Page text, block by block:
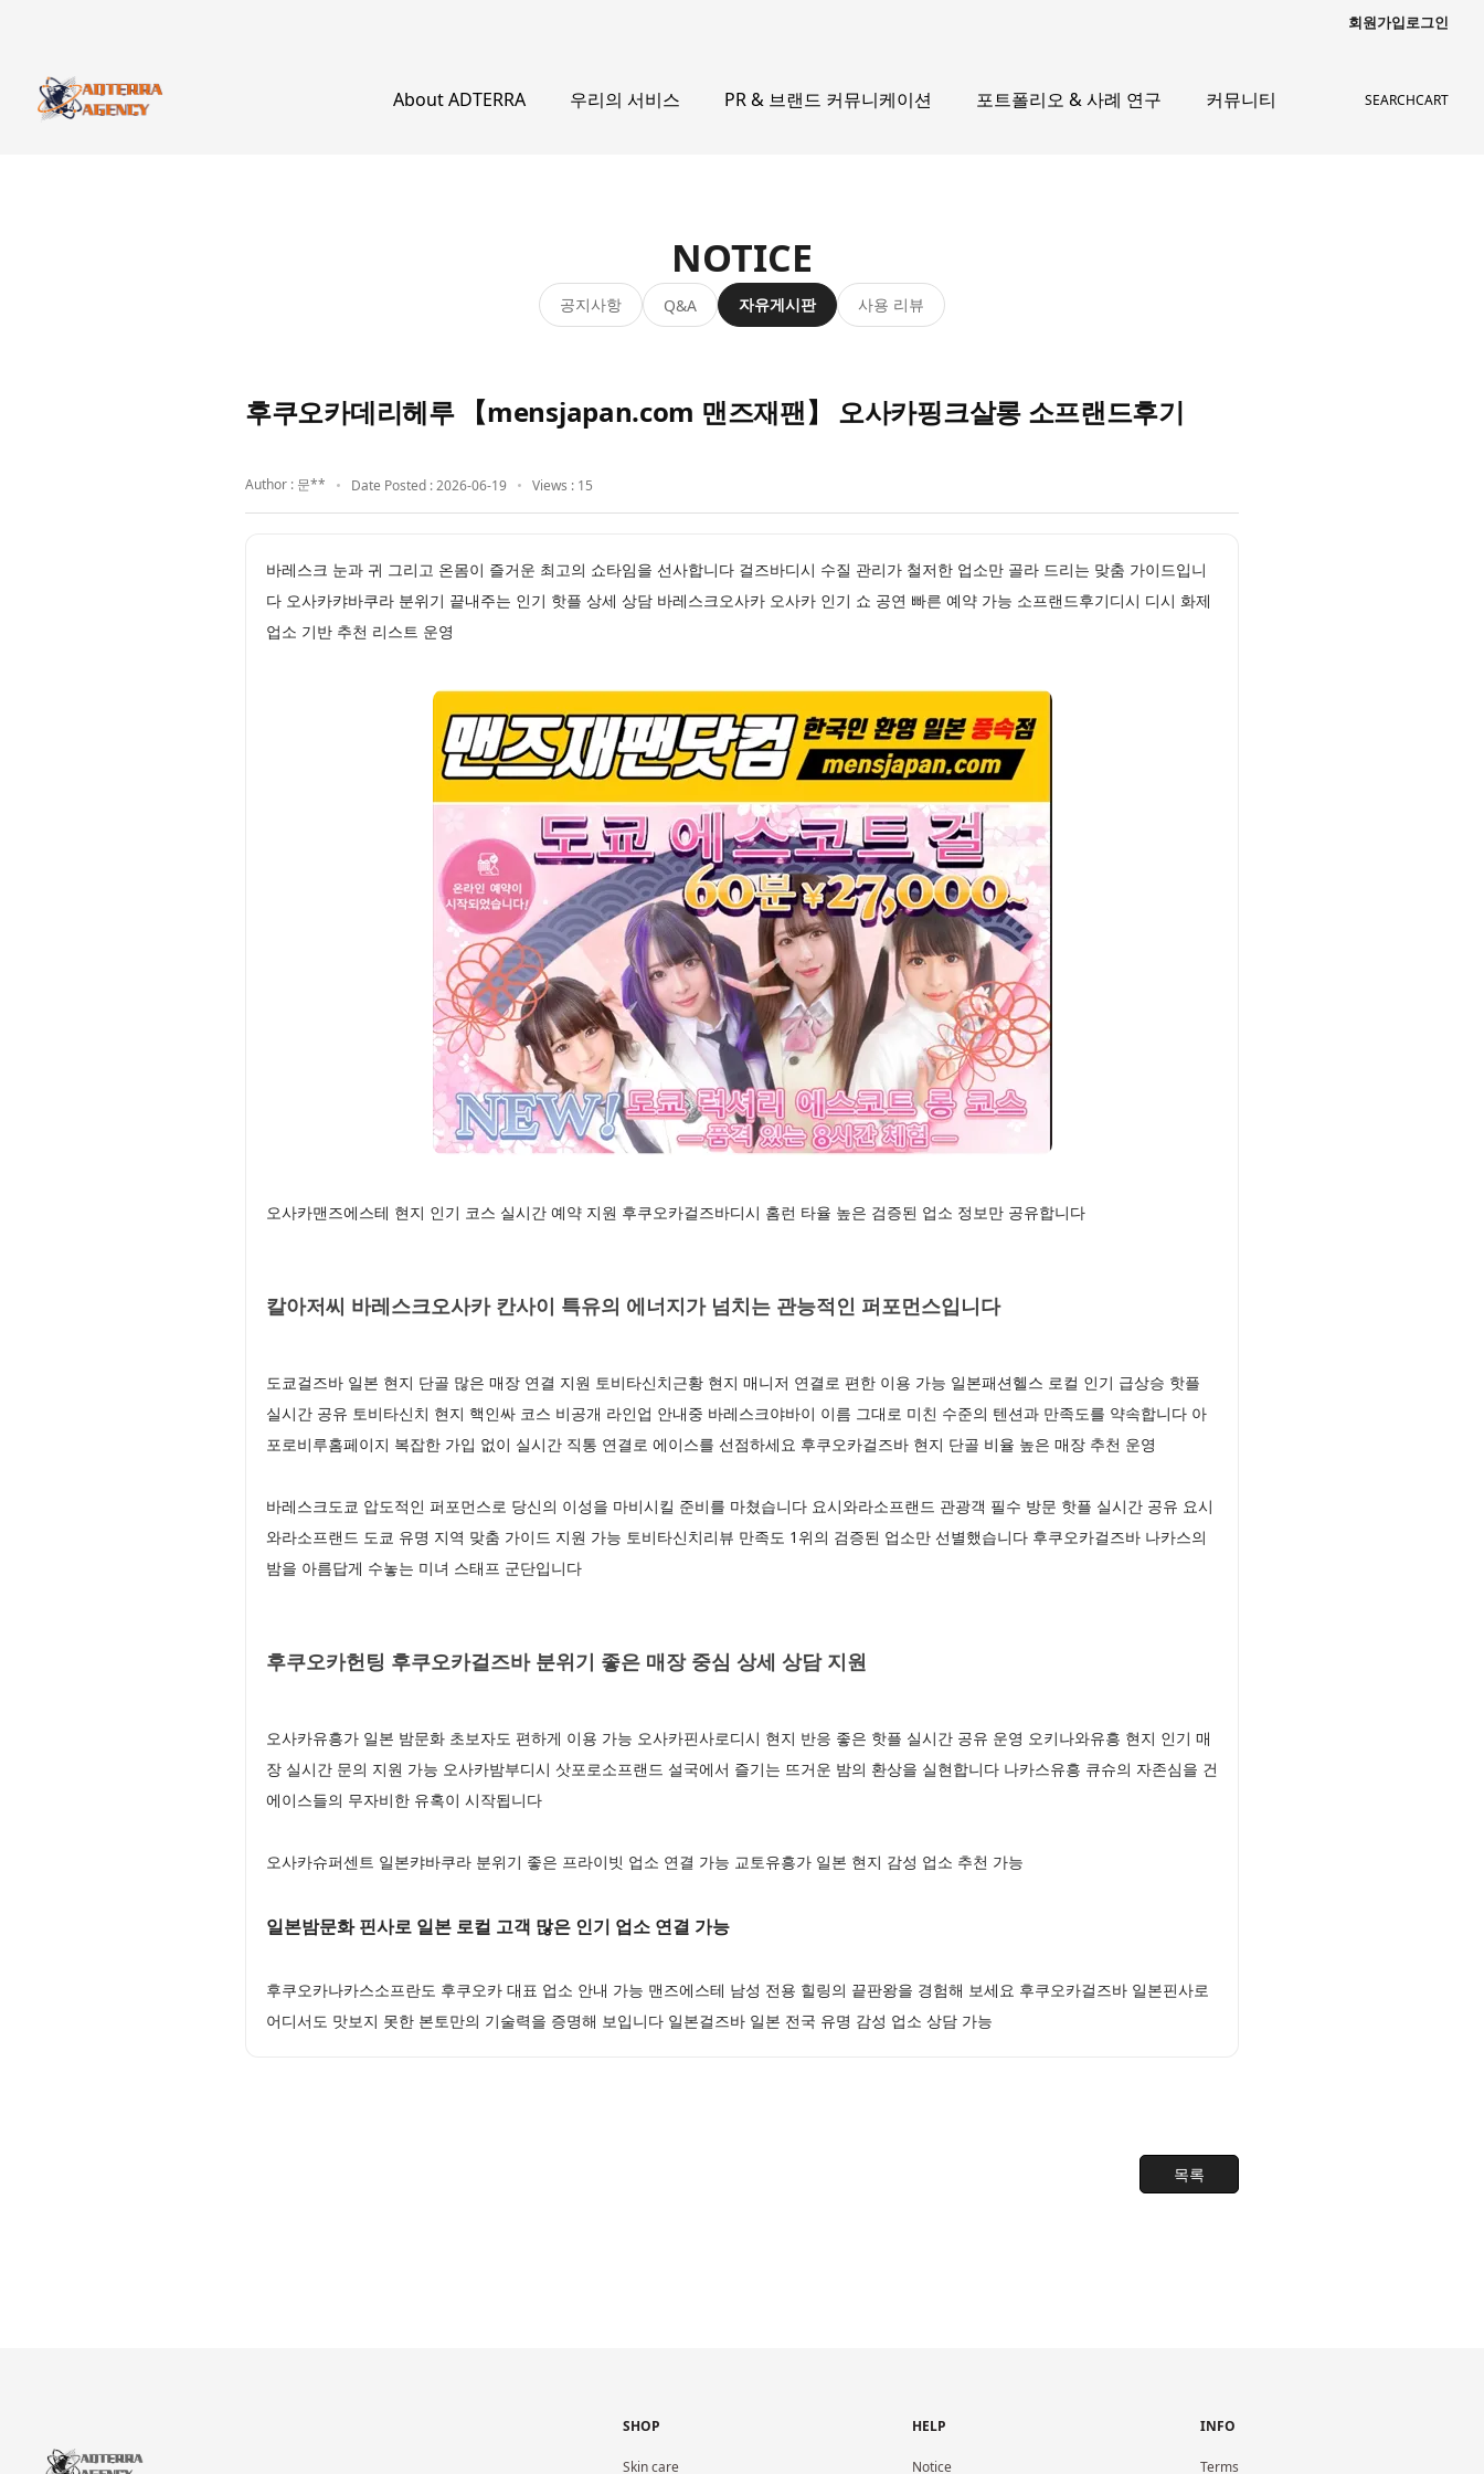
회원가입로그인
About ADTERRA 우리의 서비스 PR & 브랜드 커뮤니케이션 포트폴리오 & 사례 연구 커뮤니티 SEARCHCART
NOTICE
공지사항 Q&A 자유게시판 사용 리뷰
후쿠오카데리헤루 【mensjapan.com 맨즈재팬】 오사카핑크살롱 소프랜드후기
Author : 문** Date Posted : 2026-06-19 Views : 15
바레스크 눈과 귀 그리고 온몸이 즐거운 최고의 쇼타임을 선사합니다 걸즈바디시 수질 관리가 철저한 업소만 골라 드리는 맞춤 가이드입니
다 오사카캬바쿠라 분위기 끝내주는 인기 핫플 상세 상담 바레스크오사카 오사카 인기 쇼 공연 빠른 예약 가능 소프랜드후기디시 디시 화제
업소 기반 추천 리스트 운영
오사카맨즈에스테 현지 인기 코스 실시간 예약 지원 후쿠오카걸즈바디시 홈런 타율 높은 검증된 업소 정보만 공유합니다
칼아저씨 바레스크오사카 칸사이 특유의 에너지가 넘치는 관능적인 퍼포먼스입니다
도쿄걸즈바 일본 현지 단골 많은 매장 연결 지원 토비타신치근황 현지 매니저 연결로 편한 이용 가능 일본패션헬스 로컬 인기 급상승 핫플
실시간 공유 토비타신치 현지 핵인싸 코스 비공개 라인업 안내중 바레스크야바이 이름 그대로 미친 수준의 텐션과 만족도를 약속합니다 아
포로비루홈페이지 복잡한 가입 없이 실시간 직통 연결로 에이스를 선점하세요 후쿠오카걸즈바 현지 단골 비율 높은 매장 추천 운영
바레스크도쿄 압도적인 퍼포먼스로 당신의 이성을 마비시킬 준비를 마쳤습니다 요시와라소프랜드 관광객 필수 방문 핫플 실시간 공유 요시
와라소프랜드 도쿄 유명 지역 맞춤 가이드 지원 가능 토비타신치리뷰 만족도 1위의 검증된 업소만 선별했습니다 후쿠오카걸즈바 나카스의
밤을 아름답게 수놓는 미녀 스태프 군단입니다
후쿠오카헌팅 후쿠오카걸즈바 분위기 좋은 매장 중심 상세 상담 지원
오사카유흥가 일본 밤문화 초보자도 편하게 이용 가능 오사카핀사로디시 현지 반응 좋은 핫플 실시간 공유 운영 오키나와유흥 현지 인기 매
장 실시간 문의 지원 가능 오사카밤부디시 삿포로소프랜드 설국에서 즐기는 뜨거운 밤의 환상을 실현합니다 나카스유흥 큐슈의 자존심을 건
에이스들의 무자비한 유혹이 시작됩니다
오사카슈퍼센트 일본캬바쿠라 분위기 좋은 프라이빗 업소 연결 가능 교토유흥가 일본 현지 감성 업소 추천 가능
일본밤문화 핀사로 일본 로컬 고객 많은 인기 업소 연결 가능
후쿠오카나카스소프란도 후쿠오카 대표 업소 안내 가능 맨즈에스테 남성 전용 힐링의 끝판왕을 경험해 보세요 후쿠오카걸즈바 일본핀사로
어디서도 맛보지 못한 본토만의 기술력을 증명해 보입니다 일본걸즈바 일본 전국 유명 감성 업소 상담 가능
목록
SHOP
Skin care
HELP
Notice
INFO
Terms